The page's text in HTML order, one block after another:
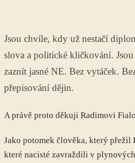
Jsou chvíle, kdy už nestačí
slova a politické kličkování.
zaznít jasné NE. Bez vytáček.
přepisování dějin.
A právě proto děkuji Radimovi
Jako potomek člověka, který přežil
které nacisté zavraždili v